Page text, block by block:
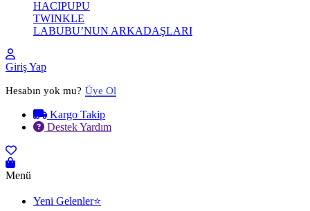
HACIPUPU
TWINKLE
LABUBU’NUN ARKADAŞLARI
Giriş Yap
Hesabın yok mu? Üye Ol
Kargo Takip
Destek Yardım
Menü
Yeni Gelenler⭐